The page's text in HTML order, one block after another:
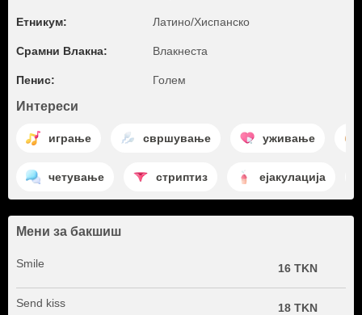
Етникум: Латино/Хиспанско
Срамни Влакна: Влакнеста
Пенис: Голем
Интереси
играње свршување уживање
четување стриптиз ејакулација
Мени за бакшиш
Smile 16 TKN
Send kiss 18 TKN